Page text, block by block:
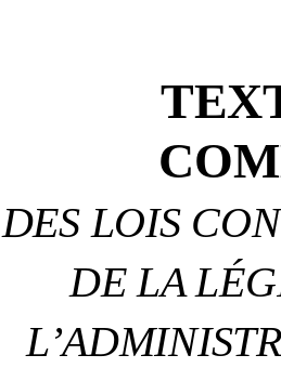
DES LOIS
DE LA